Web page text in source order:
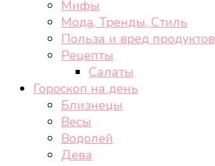
Мифы
Мода, Тренды, Стиль
Польза и вред продуктов
Рецепты
Салаты
Гороскоп на день
Близнецы
Весы
Водолей
Дева